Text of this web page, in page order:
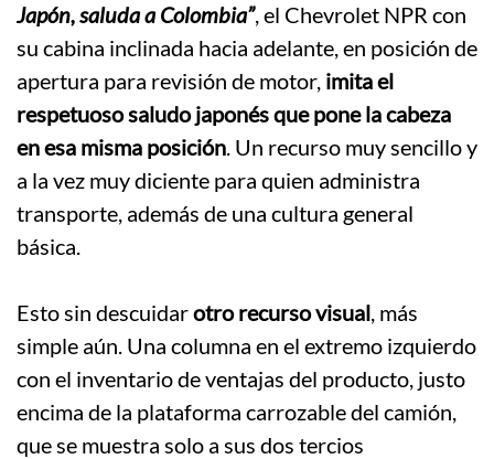
Japón, saluda a Colombia”, el Chevrolet NPR con
su cabina inclinada hacia adelante, en posición de
apertura para revisión de motor, imita el
respetuoso saludo japonés que pone la cabeza
en esa misma posición. Un recurso muy sencillo y
a la vez muy diciente para quien administra
transporte, además de una cultura general
básica.
Esto sin descuidarotro recurso visual, más
simple aún. Una columna en el extremo izquierdo
con el inventario de ventajas del producto, justo
encima de la plataforma carrozable del camión,
que se muestra solo a sus dos tercios